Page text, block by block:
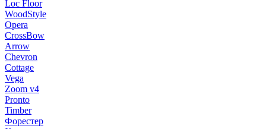
Loc Floor
WoodStyle
Opera
CrossBow
Arrow
Chevron
Cottage
Vega
Zoom v4
Pronto
Timber
Форестер